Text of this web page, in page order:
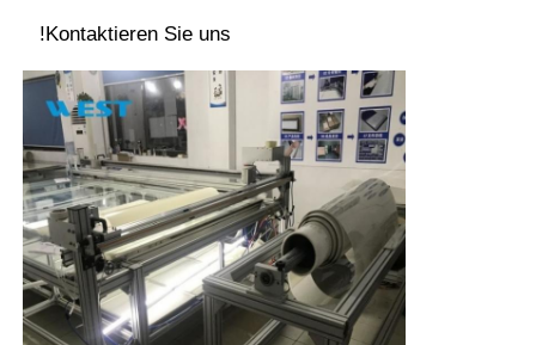
! Kontaktieren Sie uns